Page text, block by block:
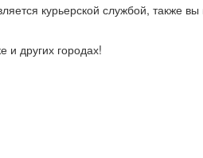
курьерской службой, также
и других городах!